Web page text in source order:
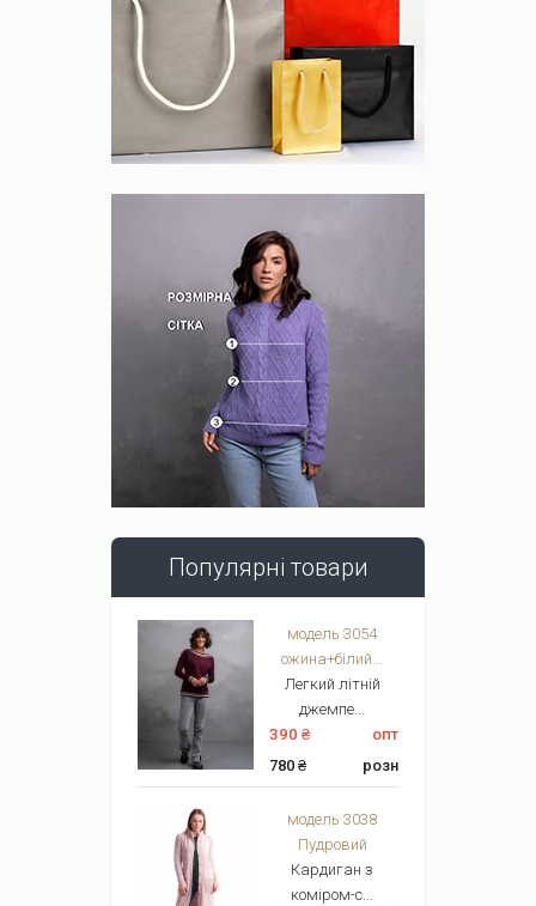
Популярні товари
модель 3054
ожина+білий...
Легкий літній
джемпе...
390 ₴
опт
780 ₴
розн
модель 3038
Пудровий
Кардиган з
коміром-с...